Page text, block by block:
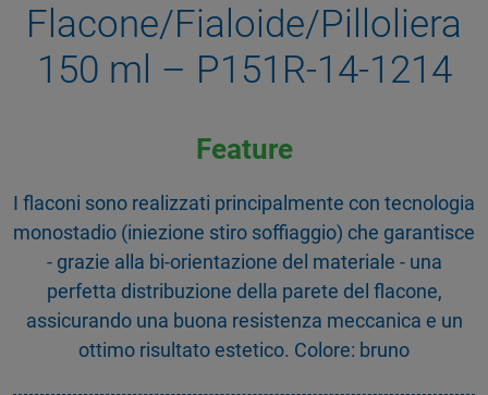
Flacone/Fialoide/Pilloliera
150 ml – P151R-14-1214
Feature
I flaconi sono realizzati principalmente con tecnologia
monostadio (iniezione stiro soffiaggio) che garantisce
- grazie alla bi-orientazione del materiale - una
perfetta distribuzione della parete del flacone,
assicurando una buona resistenza meccanica e un
ottimo risultato estetico. Colore: bruno